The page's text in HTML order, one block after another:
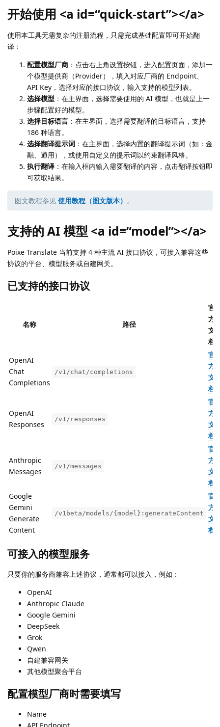
开始使用 <a id=“quick-start”></a>
使用本工具无需复杂的注册流程，只需完成基础配置即可开始翻
译：
配置模型厂商 ：点击右上角设置按钮，进入配置页面，添加一
个模型提供商（Provider），填入对应厂商的 Endpoint、
API Key，选择对应的接口协议，输入支持的模型列表。
选择模型 ：在主界面，选择需要使用的 AI 模型，也就是上一
步骤配置好的模型。
选择目标语言 ：在主界面，选择需要翻译的目标语言，支持
186 种语言。
选择翻译提示词 ：在主界面，选择内置的翻译提示词（如：金
融、通用），或使用自定义的提示词以约束翻译风格。
执行翻译 ：在输入框内输入需要翻译的内容，点击翻译按钮即
可获取结果。
图文教程参见 使用教程（图文版本） 。
支持的 AI 模型 <a id=“model”></a>
Poixe Translate 当前支持 4 种主流 AI 接口协议，可接入兼容这些
协议的平台、模型服务或自建网关。
已支持的接口协议
名称 路径
官
方
文
档
OpenAI
Chat
Completions
/v1/chat/completions
官
方
文
档
OpenAI
Responses
/v1/responses
官
方
文
档
Anthropic
Messages
/v1/messages
官
方
文
档
Google
Gemini
Generate
Content
/v1beta/models/{model}:generateContent
官
方
文
档
可接入的模型服务
只要你的服务商兼容上述协议，通常都可以接入，例如：
OpenAI
Anthropic Claude
Google Gemini
DeepSeek
Grok
Qwen
自建兼容网关
其他模型聚合平台
配置模型厂商时需要填写
Name
API Endpoint